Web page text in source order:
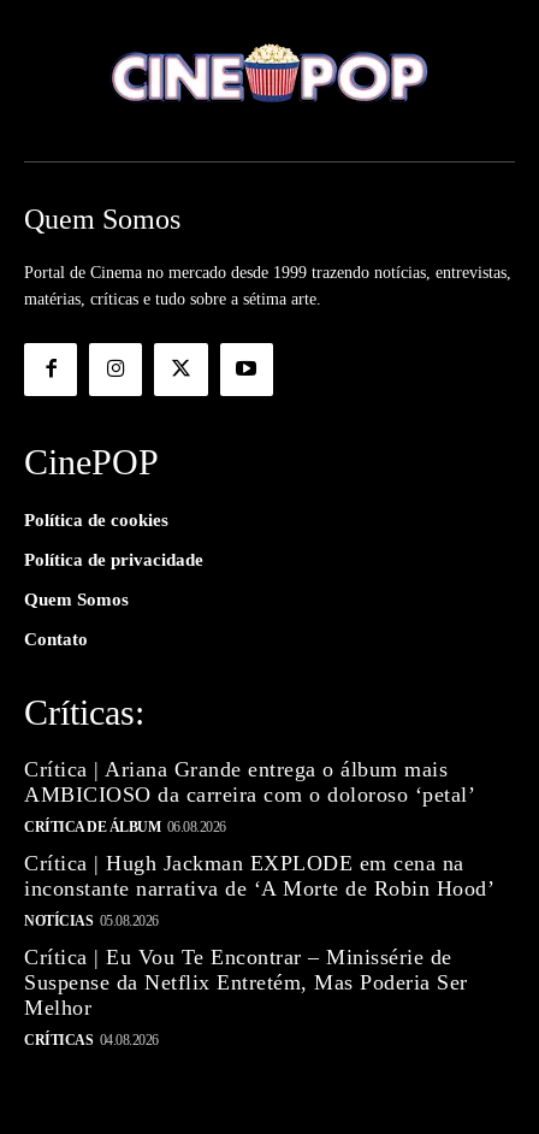
Quem Somos
Portal de Cinema no mercado desde 1999 trazendo notícias, entrevistas,
matérias, críticas e tudo sobre a sétima arte.
CinePOP
Política de cookies
Política de privacidade
Quem Somos
Contato
Críticas:
Crítica | Ariana Grande entrega o álbum mais
AMBICIOSO da carreira com o doloroso ‘petal’
CRÍTICA DE ÁLBUM 06.08.2026
Crítica | Hugh Jackman EXPLODE em cena na
inconstante narrativa de ‘A Morte de Robin Hood’
NOTÍCIAS 05.08.2026
Crítica | Eu Vou Te Encontrar – Minissérie de
Suspense da Netflix Entretém, Mas Poderia Ser
Melhor
CRÍTICAS 04.08.2026